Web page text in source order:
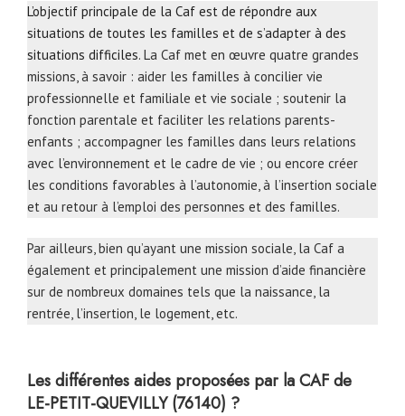
L’objectif principale de la Caf est de répondre aux
situations de toutes les familles et de s’adapter à des
situations difficiles. La Caf met en œuvre quatre grandes
missions, à savoir : aider les familles à concilier vie
professionnelle et familiale et vie sociale ; soutenir la
fonction parentale et faciliter les relations parents-
enfants ; accompagner les familles dans leurs relations
avec l’environnement et le cadre de vie ; ou encore créer
les conditions favorables à l’autonomie, à l’insertion sociale
et au retour à l’emploi des personnes et des familles.
Par ailleurs, bien qu’ayant une mission sociale, la Caf a
également et principalement une mission d’aide financière
sur de nombreux domaines tels que la naissance, la
rentrée, l’insertion, le logement, etc.
Les différentes aides proposées par la CAF de
LE-PETIT-QUEVILLY (76140) ?